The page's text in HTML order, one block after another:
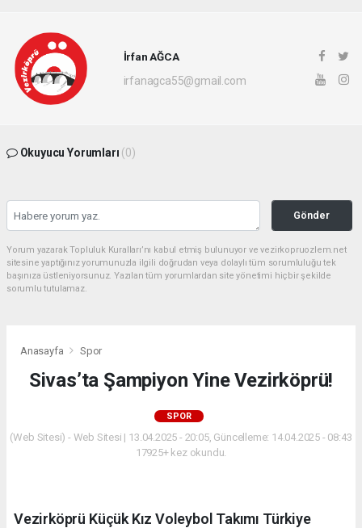
İrfan AĞCA
irfanagca55@gmail.com
Okuyucu Yorumları (0)
Gönder
Yorum yazarak Topluluk Kuralları’nı kabul etmiş bulunuyor ve vezirkopruozlem.net
sitesine yaptığınız yorumunuzla ilgili doğrudan veya dolaylı tüm sorumluluğu tek
başınıza üstleniyorsunuz. Yazılan tüm yorumlardan site yönetimi hiçbir şekilde
sorumlu tutulamaz.
Anasayfa Spor
Sivas’ta Şampiyon Yine Vezirköprü!
SPOR
(Web Sitesi) - Web Sitesi | 13.04.2025 - 20:05, Güncelleme: 14.04.2025 - 08:43
17925+ kez okundu.
Vezirköprü Küçük Kız Voleybol Takımı Türkiye